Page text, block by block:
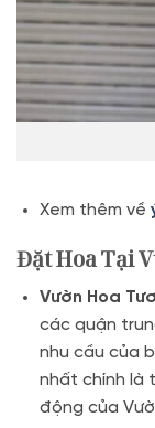
Xem thêm về
Đặt Hoa Tại
Vườn Hoa
các quận
nhu cầu của
nhất chính là
động của